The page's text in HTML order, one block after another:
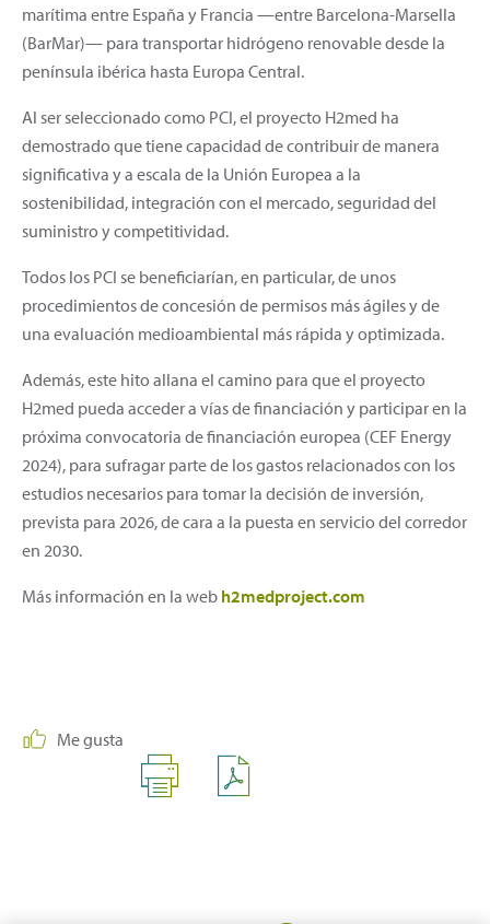
marítima entre España y Francia —entre Barcelona-Marsella
(BarMar)— para transportar hidrógeno renovable desde la
península ibérica hasta Europa Central.
Al ser seleccionado como PCI, el proyecto H2med ha
demostrado que tiene capacidad de contribuir de manera
significativa y a escala de la Unión Europea a la
sostenibilidad, integración con el mercado, seguridad del
suministro y competitividad.
Todos los PCI se beneficiarían, en particular, de unos
procedimientos de concesión de permisos más ágiles y de
una evaluación medioambiental más rápida y optimizada.
Además, este hito allana el camino para que el proyecto
H2med pueda acceder a vías de financiación y participar en la
próxima convocatoria de financiación europea (CEF Energy
2024), para sufragar parte de los gastos relacionados con los
estudios necesarios para tomar la decisión de inversión,
prevista para 2026, de cara a la puesta en servicio del corredor
en 2030.
Más información en la web h2medproject.com
Me gusta